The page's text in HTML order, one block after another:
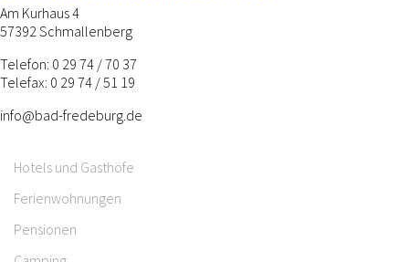
Am Kurhaus 4
57392 Schmallenberg
Telefon: 0 29 74 / 70 37
Telefax: 0 29 74 / 51 19
info@bad-fredeburg.de
Hotels und Gasthöfe
Ferienwohnungen
Pensionen